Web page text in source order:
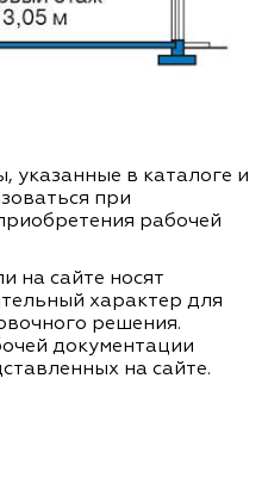
указанные в каталоге и
при
рабочей
на сайте носят
характер для
решения.
документации
на сайте.